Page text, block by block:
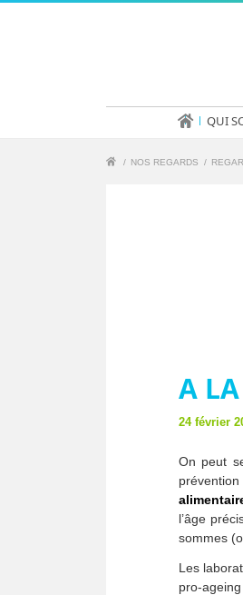
QUI
/ NOS REGARDS /
A
24 février
On peut
l’âge
sommes
Les
pro-